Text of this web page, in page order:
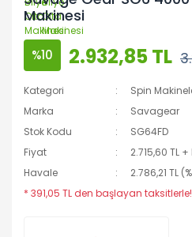
Makinesi
%10 2.932,85 TL
Kategori
Spin
Marka
Savagear
Stok Kodu
SG64FD
Fiyat
2.715,60 TL +
Havale
2.786,21 TL
* 391,05 TL den başlayan taksitlerle!